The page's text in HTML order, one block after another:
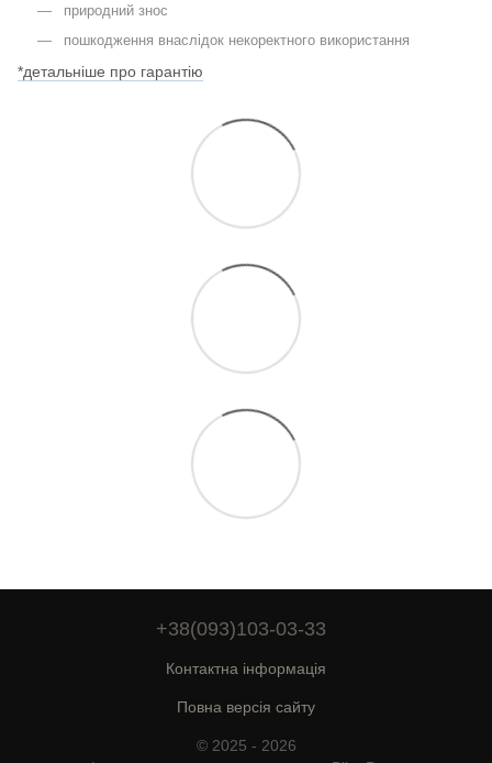
природний знос
пошкодження внаслідок некоректного використання
*детальніше про гарантію
+38(093)103-03-33
Контактна інформація
Повна версія сайту
© 2025 - 2026